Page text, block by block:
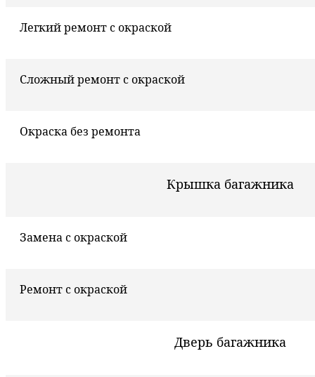
Легкий ремонт с окраской
Сложный ремонт с окраской
Окраска без ремонта
Крышка багажника
Замена с окраской
Ремонт с окраской
Дверь багажника